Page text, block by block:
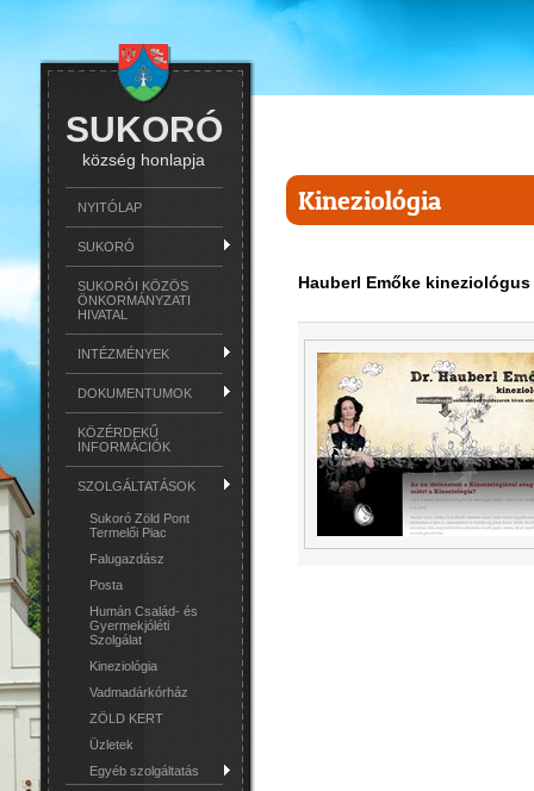
SUKORÓ
község honlapja
NYITÓLAP
SUKORÓ
SUKORÓI KÖZÖS
ÖNKORMÁNYZATI
HIVATAL
INTÉZMÉNYEK
DOKUMENTUMOK
KÖZÉRDEKŰ
INFORMÁCIÓK
SZOLGÁLTATÁSOK
Sukoró Zöld Pont
Termelői Piac
Falugazdász
Posta
Humán Család- és
Gyermekjóléti
Szolgálat
Kineziológia
Vadmadárkórház
ZÖLD KERT
Üzletek
Egyéb szolgáltatás
Kineziológia
Hauberl Emőke kineziológus